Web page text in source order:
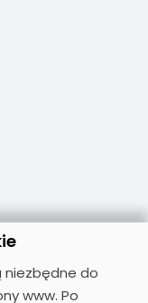
niezbędne do
www. Po